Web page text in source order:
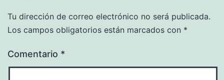
Tu dirección de correo electrónico no será publicada.
Los campos obligatorios están marcados con *
Comentario *